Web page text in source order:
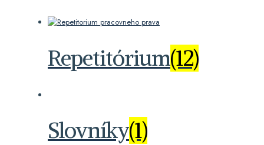
Repetitórium(12)
Slovníky(1)